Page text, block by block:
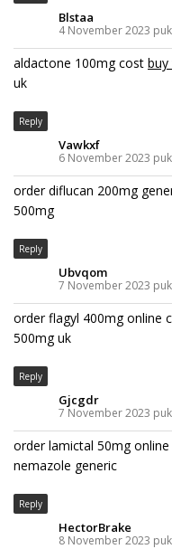
Blstaa
4 November 2023
aldactone 100mg cost buy
uk
Reply
Vawkxf
6 November 2023
order diflucan 200mg
500mg
Reply
Ubvqom
7 November 2023
order flagyl 400mg online
500mg uk
Reply
Gjcgdr
7 November 2023
order lamictal 50mg online
nemazole generic
Reply
HectorBrake
8 November 2023